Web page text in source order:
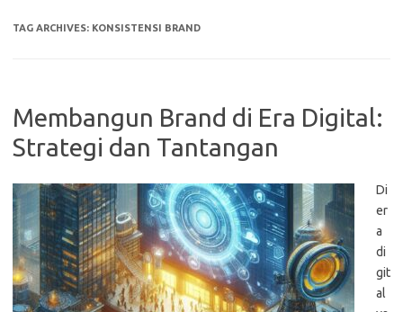
TAG ARCHIVES: KONSISTENSI BRAND
Membangun Brand di Era Digital:
Strategi dan Tantangan
Di
er
a
di
git
al